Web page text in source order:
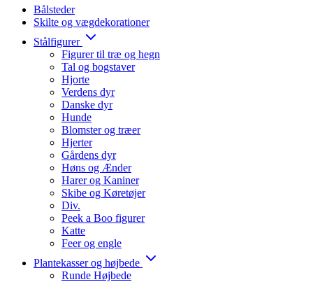
Bålsteder
Skilte og vægdekorationer
Stålfigurer
Figurer til træ og hegn
Tal og bogstaver
Hjorte
Verdens dyr
Danske dyr
Hunde
Blomster og træer
Hjerter
Gårdens dyr
Høns og Ænder
Harer og Kaniner
Skibe og Køretøjer
Div.
Peek a Boo figurer
Katte
Feer og engle
Plantekasser og højbede
Runde Højbede